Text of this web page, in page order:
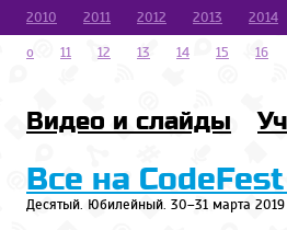
2010 2011 2012 2013
2014
o
11 12 13 14 15 16
Видео и слайды
Все на
Десятый. Юбилейный. 30–31 марта 2019